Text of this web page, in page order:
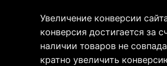
Увеличение конверсии
конверсия достигается за
наличии товаров не
кратно увеличить